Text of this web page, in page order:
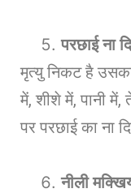
परछाई ना
मृत्यु निकट है
में, शीशे में, पानी
पर परछाई का ना
नीली